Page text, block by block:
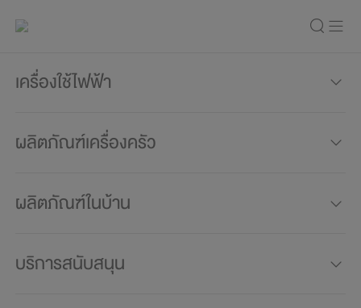
เครื่องใช้ไฟฟ้า
ผลิตภัณฑ์เครื่องครัว
ผลิตภัณฑ์ในบ้าน
บริการสนับสนุน